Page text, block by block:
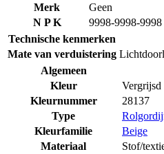
Merk
Geen
N P K
9998-9998-9998
Technische kenmerken
Mate van verduistering
Algemeen
Kleur
Vergrijsd
Kleurnummer
28137
Type
Kleurfamilie
Beige
Materiaal
Stof/